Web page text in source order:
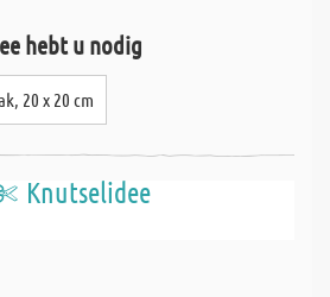
hebt u nodig
20 x 20 cm
Knutselidee